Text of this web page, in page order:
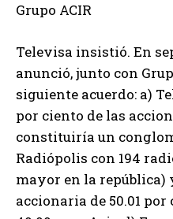
Grupo ACIR
Televisa insistió. En
anunció, junto con
siguiente acuerdo: a)
por ciento de las
constituiría un
Radiópolis con 194
mayor en la
accionaria de 50.01